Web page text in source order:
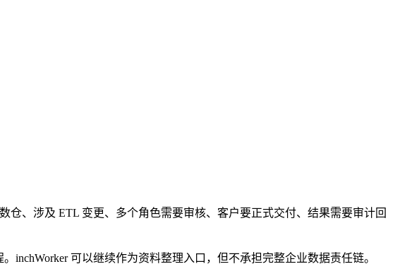
、涉及 ETL 变更、多个角色需要审核、客户要正式交付、结果需要审计回
inchWorker 可以继续作为资料整理入口，但不承担完整企业数据责任链。